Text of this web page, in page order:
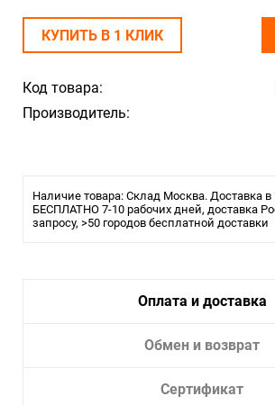
Код товара:
Производитель:
Наличие товара: Склад Москва. Доставка
БЕСПЛАТНО 7-10 рабочих дней, доставка
запросу, >50 городов бесплатной доставки
КУПИТЬ В 1 КЛИК
Оплата и доставка
Обмен и возврат
Сертификат